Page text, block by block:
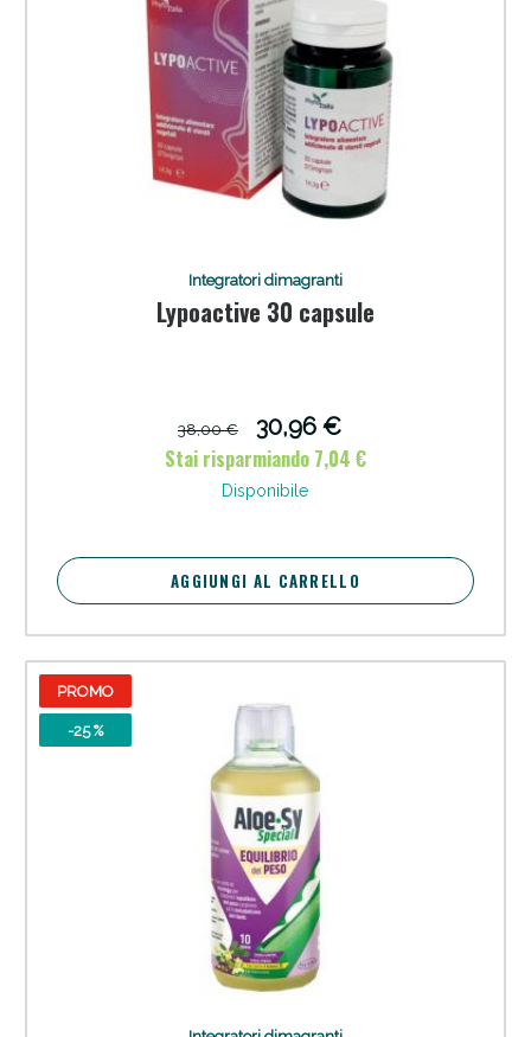
Integratori dimagranti
Lypoactive 30 capsule
38,00 €
30,96 €
Stai risparmiando 7,04 €
Disponibile
AGGIUNGI AL CARRELLO
PROMO
-25 %